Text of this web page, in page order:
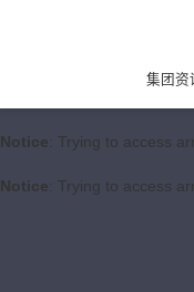
Notice: Trying to access
Notice: Trying to access
集团资